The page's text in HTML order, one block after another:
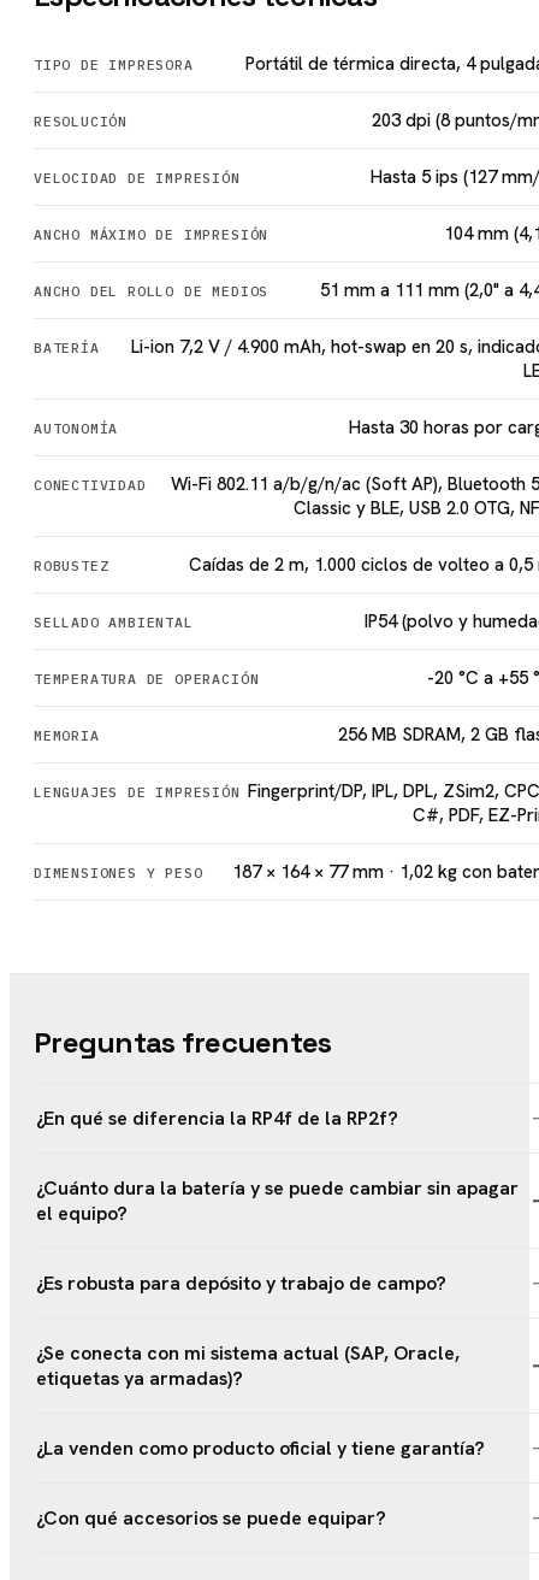
TIPO DE IMPRESORA Portátil de térmica directa, 4
RESOLUCIÓN 203 dpi (8 puntos/
VELOCIDAD DE IMPRESIÓN Hasta 5 ips (127
ANCHO MÁXIMO DE IMPRESIÓN 104 mm
ANCHO DEL ROLLO DE MEDIOS 51 mm a 111 mm (2,0" a
BATERÍA
Li-ion 7,2 V / 4.900 mAh, hot-swap en 20 s,
AUTONOMÍA Hasta 30 horas por
CONECTIVIDAD
Wi-Fi 802.11 a/b/g/n/ac (Soft AP), Bluetooth
Classic y BLE, USB 2.0 OTG,
ROBUSTEZ Caídas de 2 m, 1.000 ciclos de volteo a 0,5
SELLADO AMBIENTAL IP54 (polvo y
TEMPERATURA DE OPERACIÓN -20 °C a +55
MEMORIA 256 MB SDRAM, 2 GB
LENGUAJES DE IMPRESIÓN Fingerprint/DP, IPL, DPL, ZSim2,
C#, PDF, EZ-
DIMENSIONES Y PESO 187 × 164 × 77 mm · 1,02 kg con
Preguntas frecuentes
¿En qué se diferencia la RP4f de la RP2f?
¿Cuánto dura la batería y se puede cambiar sin apagar
el equipo?
¿Es robusta para depósito y trabajo de campo?
¿Se conecta con mi sistema actual (SAP, Oracle,
etiquetas ya armadas)?
¿La venden como producto oficial y tiene garantía?
¿Con qué accesorios se puede equipar?